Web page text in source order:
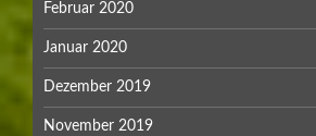
Februar 2020
Januar 2020
Dezember 2019
November 2019